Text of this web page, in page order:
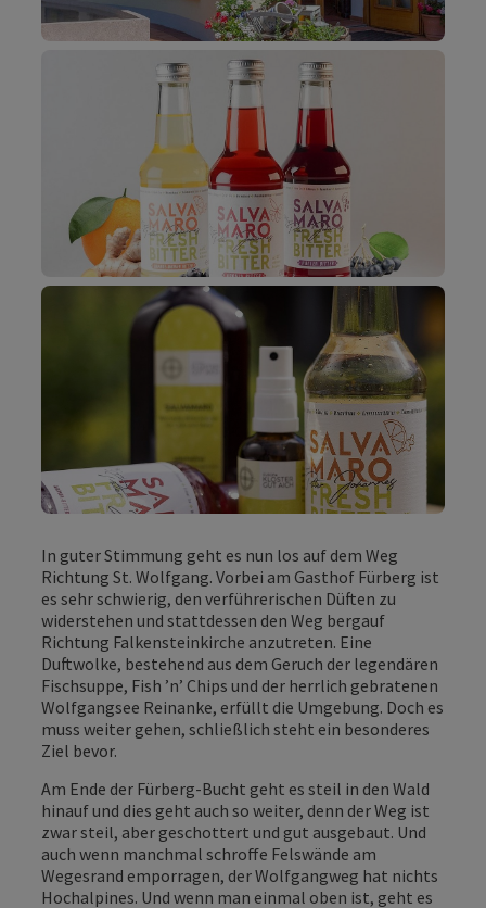
In guter Stimmung geht es nun los auf dem Weg
Richtung St. Wolfgang. Vorbei am Gasthof Fürberg ist
es sehr schwierig, den verführerischen Düften zu
widerstehen und stattdessen den Weg bergauf
Richtung Falkensteinkirche anzutreten. Eine
Duftwolke, bestehend aus dem Geruch der legendären
Fischsuppe, Fish ’n’ Chips und der herrlich gebratenen
Wolfgangsee Reinanke, erfüllt die Umgebung. Doch es
muss weiter gehen, schließlich steht ein besonderes
Ziel bevor.
Am Ende der Fürberg-Bucht geht es steil in den Wald
hinauf und dies geht auch so weiter, denn der Weg ist
zwar steil, aber geschottert und gut ausgebaut. Und
auch wenn manchmal schroffe Felswände am
Wegesrand emporragen, der Wolfgangweg hat nichts
Hochalpines. Und wenn man einmal oben ist, geht es